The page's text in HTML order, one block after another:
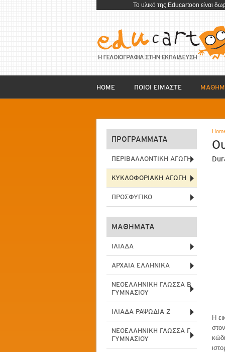
To υλικό της Educartoon είναι
HOME ΠΟΙΟΙ ΕΙΜΑΣΤΕ
ΠΡΟΓΡΑΜΜΑΤΑ
ΠΕΡΙΒΑΛΛΟΝΤΙΚΗ ΑΓΩΓΗ
ΚΥΚΛΟΦΟΡΙΑΚΗ ΑΓΩΓΗ
ΠΡΟΣΦΥΓΙΚΟ
ΜΑΘΗΜΑΤΑ
ΙΛΙΑΔΑ
ΑΡΧΑΙΑ ΕΛΛΗΝΙΚΑ
ΝΕΟΕΛΛΗΝΙΚΗ ΓΛΩΣΣΑ Β
ΓΥΜΝΑΣΙΟΥ
ΙΛΙΑΔΑ ΡΑΨΩΔΙΑ Ζ
ΝΕΟΕΛΛΗΝΙΚΗ ΓΛΩΣΣΑ Γ
ΓΥΜΝΑΣΙΟΥ
Η